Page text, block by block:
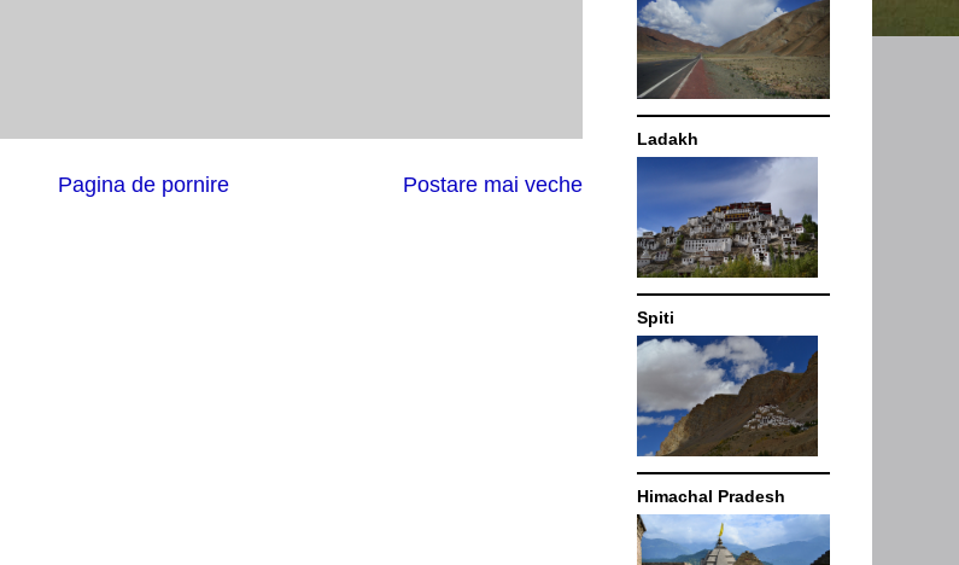
Postare mai veche
Pagina de pornire
Ladakh
Spiti
Himachal Pradesh